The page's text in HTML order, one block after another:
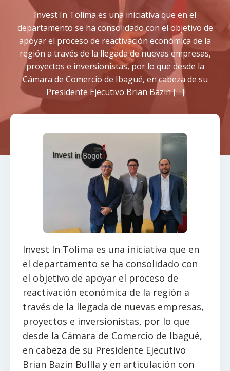
Invest In Tolima es una iniciativa que en el
departamento se ha consolidado con el objetivo de
apoyar el proceso de reactivación económica de la
región a través de la llegada de nuevas empresas,
proyectos e inversionistas, por lo que desde la
Cámara de Comercio de Ibagué, en cabeza de su
Presidente Ejecutivo Brian Bazin […]
Invest In Tolima es una iniciativa que en
el departamento se ha consolidado con
el objetivo de apoyar el proceso de
reactivación económica de la región a
través de la llegada de nuevas empresas,
proyectos e inversionistas, por lo que
desde la Cámara de Comercio de Ibagué,
en cabeza de su Presidente Ejecutivo
Brian Bazin Bullla y en articulación con